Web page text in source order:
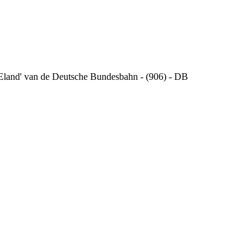
van de Deutsche Bundesbahn - (906) - DB